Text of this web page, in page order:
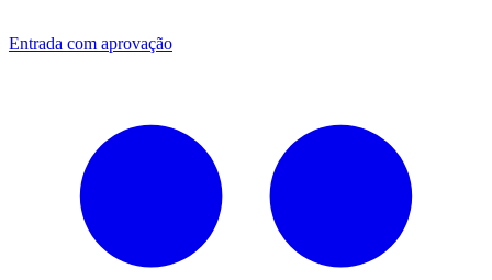
Entrada com aprovação